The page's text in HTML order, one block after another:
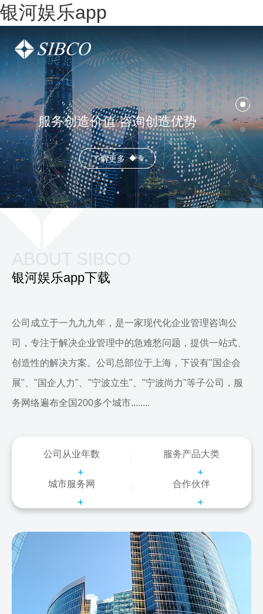
银河娱乐app
服务创造价值 咨询创造优势
了解更多
银河娱乐app下载
公司成立于一九九九年，是一家现代化企业管理咨询公
司，专注于解决企业管理中的急难愁问题，提供一站式、
创造性的解决方案。公司总部位于上海，下设有"国企会
展"、"国企人力"、"宁波立生"、"宁波尚力"等子公司，服
务网络遍布全国200多个城市........
公司从业年数
+
服务产品大类
+
城市服务网
+
合作伙伴
+